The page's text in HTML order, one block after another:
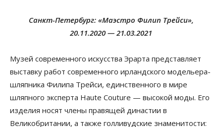
Санкт-Петербург: «Маэстро Филип Трейси»,
20.11.2020 — 21.03.2021
Музей современного искусства Эрарта представляет
выставку работ современного ирландского модельера-
шляпника Филипа Трейси, единственного в мире
шляпного эксперта Haute Couture — высокой моды. Его
изделия носят члены правящей династии в
Великобритании, а также голливудские знаменитости: